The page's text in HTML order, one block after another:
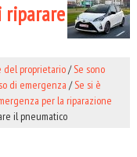
riparare
del proprietario/Se sono
di emergenza /Se si è
per la riparazione
il pneumatico